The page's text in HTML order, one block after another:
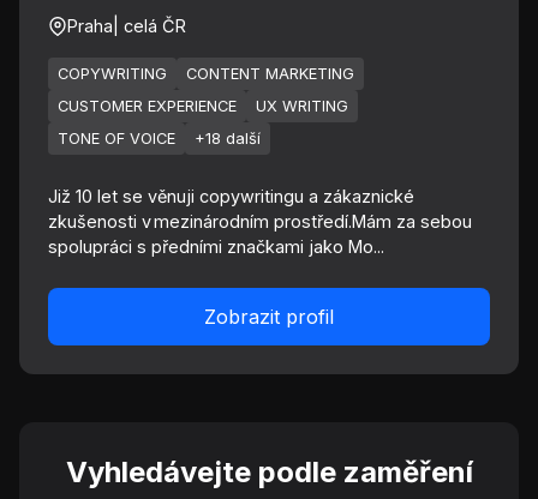
Praha | celá ČR
COPYWRITING
CONTENT MARKETING
CUSTOMER EXPERIENCE
UX WRITING
TONE OF VOICE
+18 další
Již 10 let se věnuji copywritingu a zákaznické
zkušenosti v mezinárodním prostředí.Mám za sebou
spolupráci s předními značkami jako Mo...
Zobrazit profil
Vyhledávejte podle zaměření